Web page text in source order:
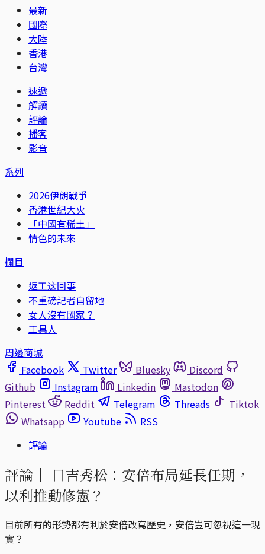
最新
國際
大陸
香港
台灣
速遞
解讀
評論
播客
影音
系列
2026伊朗戰爭
香港世紀大火
「中國有稀土」
情色的未來
欄目
返工这回事
不重磅記者自留地
女人沒有國家？
工具人
周邊商城
Facebook
Twitter Bluesky
Discord
Github
Instagram Linkedin
Mastodon
Pinterest
Reddit Telegram Threads
Tiktok
Whatsapp
Youtube
RSS
評論
評論｜
日吉秀松：安倍布局延長任期，
以利推動修憲？
目前所有的形勢都有利於安倍改寫歷史，安倍豈可忽視這一現
實？